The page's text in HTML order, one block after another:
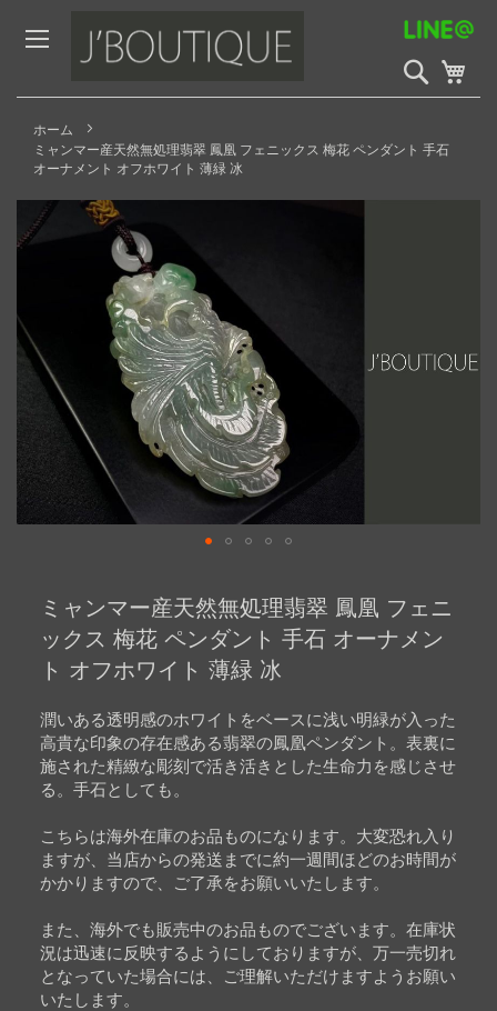
to
Content
検
索
開
ホーム
ミャンマー産天然無処理翡翠 鳳凰 フェニックス 梅花 ペンダント 手石
オーナメント オフホワイト 薄緑 冰
Skip
the
images
gallery
beginning
images
ミャンマー産天然無処理翡翠 鳳凰 フェニ
ックス 梅花 ペンダント 手石 オーナメン
ト オフホワイト 薄緑 冰
潤いある透明感のホワイトをベースに浅い明緑が入った
高貴な印象の存在感ある翡翠の鳳凰ペンダント。表裏に
施された精緻な彫刻で活き活きとした生命力を感じさせ
る。手石としても。
こちらは海外在庫のお品ものになります。大変恐れ入り
ますが、当店からの発送までに約一週間ほどのお時間が
かかりますので、ご了承をお願いいたします。
また、海外でも販売中のお品ものでございます。在庫状
況は迅速に反映するようにしておりますが、万一売切れ
となっていた場合には、ご理解いただけますようお願い
いたします。